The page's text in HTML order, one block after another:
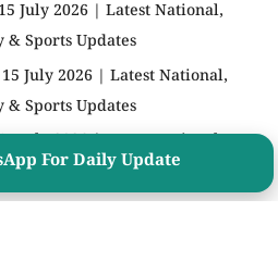
For Daily Update
July 2026 | Latest National,
Sports Updates
July 2026 | Latest National,
Sports Updates
& Sports Updates